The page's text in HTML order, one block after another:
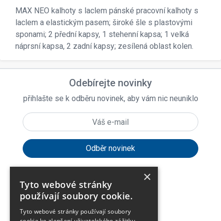
MAX NEO kalhoty s laclem pánské pracovní kalhoty s
laclem a elastickým pasem; široké šle s plastovými
sponami; 2 přední kapsy, 1 stehenní kapsa; 1 velká
náprsní kapsa, 2 zadní kapsy; zesílená oblast kolen.
Odebírejte novinky
přihlašte se k odběru novinek, aby vám nic neuniklo
Zákaznické menu expand_more
Praktické odkazy expand_more
×
Tyto webové stránky
používají soubory cookie.
Tyto webové stránky používají soubory